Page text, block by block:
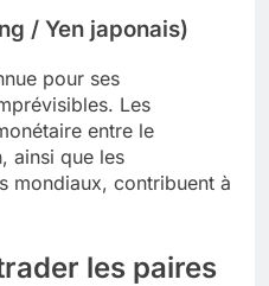
/ Yen japonais)
pour ses
Les
entre le
ainsi que les
mondiaux, contribuent à
les paires